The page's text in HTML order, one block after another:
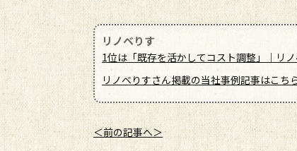
リノベりす
1位は「既存を活かしてコスト調整」｜リ
リノベりすさん掲載の当社事例記事はこち
＜前の記事へ＞